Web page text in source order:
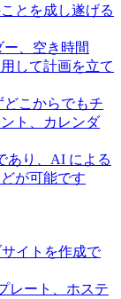
とを成し遂げる
、空き時間
して計画を立て
こからでもチ
ト、カレンダ
あり、AI による
が可能です
イトを作成で
レート、ホステ